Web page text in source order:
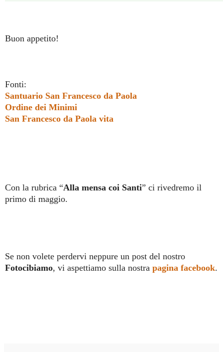
Buon appetito!
Fonti:
Santuario San Francesco da Paola
Ordine dei Minimi
San Francesco da Paola vita
Con la rubrica “Alla mensa coi Santi” ci rivedremo il
primo di maggio.
Se non volete perdervi neppure un post del nostro
Fotocibiamo, vi aspettiamo sulla nostra pagina facebook.